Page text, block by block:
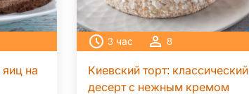
на
3 час 8
Киевский торт: классический
десерт с нежным кремом